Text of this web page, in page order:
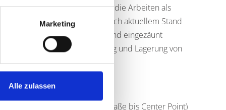
Marketing
Alle zulassen
soll auch geprüft werden, ob die Arbeiten als
der gewählten Bauweise ist nach aktuellem Stand
vollständig gesperrt und eingezäunt
sowie die Anlieferung und Lagerung von
ab Kreuzung Christinestraße bis Center Point)